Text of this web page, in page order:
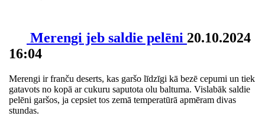
Merengi jeb saldie pelēni 20.10.2024
16:04
Merengi ir franču deserts, kas garšo līdzīgi kā bezē cepumi un tiek
gatavots no kopā ar cukuru saputota olu baltuma. Vislabāk saldie
pelēni garšos, ja cepsiet tos zemā temperatūrā apmēram divas
stundas.